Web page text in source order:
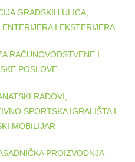
GRADSKIH ULICA,
I EKSTERIJERA
RAČUNOVODSTVENE I
POSLOVE
RADOVI,
SPORTSKA IGRALIŠTA I
MOBILIJAR
PROIZVODNJA